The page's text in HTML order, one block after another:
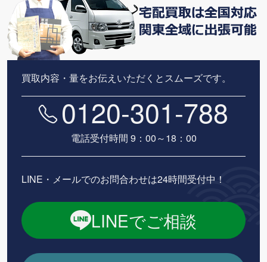
買取内容・量をお伝えいただくとスムーズです。
0120-301-788
電話受付時間 9：00～18：00
LINE・メールでのお問合わせは24時間受付中！
LINEでご相談